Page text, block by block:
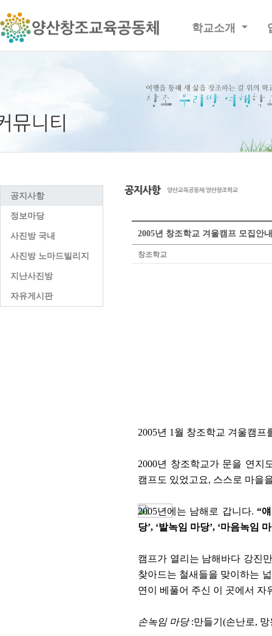
학교소개
공지사항
정보마당
사진방 국내
사진방 노마드빌리지
지난사진방
자유게시판
2005년 창조학교 겨울캠프 모집안
창조학교
2005년 1월 창조학교 겨울캠프
2000년 창조학교가 문을 연지
캠프도 있었고요, 스스로 마을
2005년에는 남해로 갑니다. “
당’, ‘발녹임 마당’, ‘마음녹임
캠프가 열리는 남해바다 강진
찾아드는 철새들을 맞이하는
연이 베풀어 주신 이 곳에서 자
손녹임 마당:만들기(손난로,